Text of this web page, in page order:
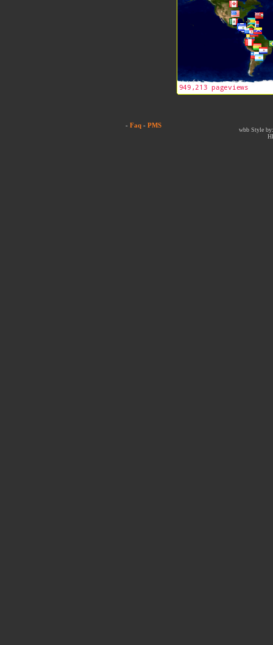
- Faq - PMS
wbb Style